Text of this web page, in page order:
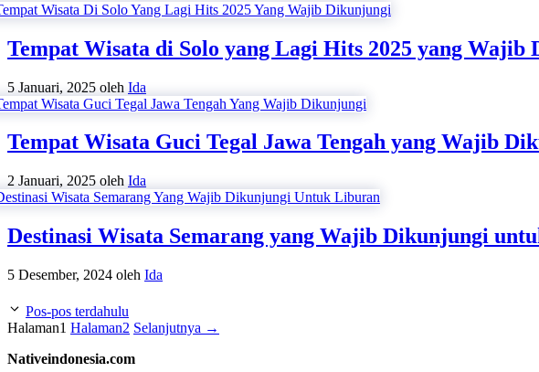
Tempat Wisata di Solo yang Lagi Hits 2025 yang Wajib
5 Januari, 2025 oleh Ida
Tempat Wisata Guci Tegal Jawa Tengah yang Wajib
2 Januari, 2025 oleh Ida
Destinasi Wisata Semarang yang Wajib Dikunjungi
5 Desember, 2024 oleh Ida
Pos-pos terdahulu
Halaman1 Halaman2 Selanjutnya →
Nativeindonesia.com